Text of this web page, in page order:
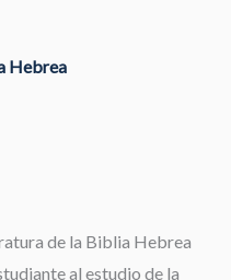
Hebrea
de la Biblia Hebrea
al estudio de la